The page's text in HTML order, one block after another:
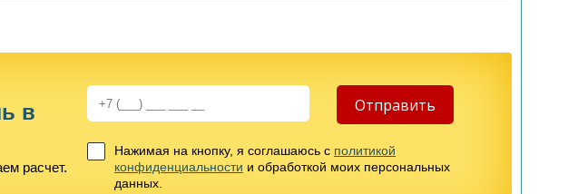
в
расчет.
Нажимая на кнопку, я соглашаюсь с политикой
конфиденциальности и обработкой моих персональных
данных.